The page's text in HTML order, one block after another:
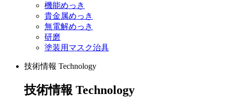
機能めっき
貴金属めっき
無電解めっき
研磨
塗装用マスク治具
技術情報 Technology
技術情報 Technology